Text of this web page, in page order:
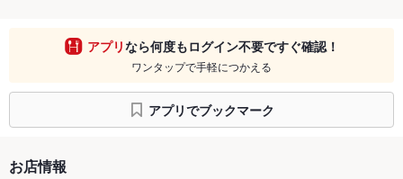
アプリなら何度もログイン不要ですぐ確認！
ワンタップで手軽につかえる
アプリでブックマーク
お店情報